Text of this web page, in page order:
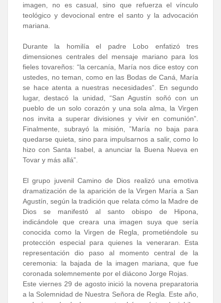
imagen, no es casual, sino que refuerza el vínculo
teológico y devocional entre el santo y la advocación
mariana.
Durante la homilía el padre Lobo enfatizó tres
dimensiones centrales del mensaje mariano para los
fieles tovareños: “la cercanía, María nos dice estoy con
ustedes, no teman, como en las Bodas de Caná, María
se hace atenta a nuestras necesidades”. En segundo
lugar, destacó la unidad, “San Agustín soñó con un
pueblo de un solo corazón y una sola alma, la Virgen
nos invita a superar divisiones y vivir en comunión”.
Finalmente, subrayó la misión, ”María no baja para
quedarse quieta, sino para impulsarnos a salir, como lo
hizo con Santa Isabel, a anunciar la Buena Nueva en
Tovar y más allá”.
El grupo juvenil Camino de Dios realizó una emotiva
dramatización de la aparición de la Virgen María a San
Agustín, según la tradición que relata cómo la Madre de
Dios se manifestó al santo obispo de Hipona,
indicándole que creara una imagen suya que sería
conocida como la Virgen de Regla, prometiéndole su
protección especial para quienes la veneraran. Esta
representación dio paso al momento central de la
ceremonia: la bajada de la imagen mariana, que fue
coronada solemnemente por el diácono Jorge Rojas.
Este viernes 29 de agosto inició la novena preparatoria
a la Solemnidad de Nuestra Señora de Regla. Este año,